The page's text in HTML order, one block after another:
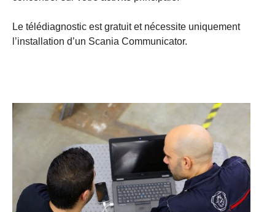
Le télédiagnostic est gratuit et nécessite uniquement
l’installation d’un Scania Communicator.